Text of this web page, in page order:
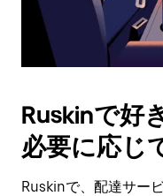
す。
ン
で
カ
ン
Ruskinで好
必要に応じ
Ruskinで、配達サー